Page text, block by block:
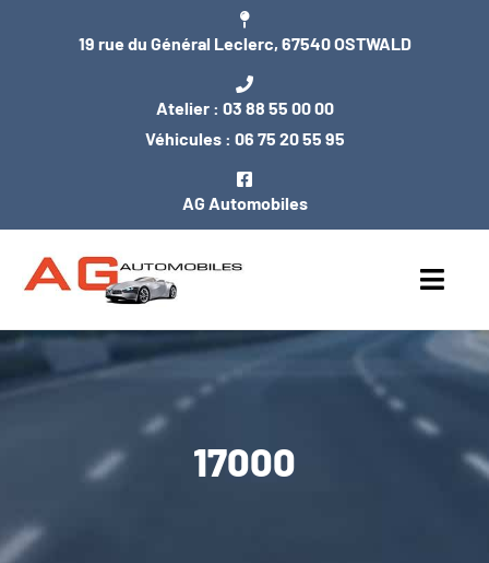
19 rue du Général Leclerc, 67540 OSTWALD
Atelier : 03 88 55 00 00
Véhicules : 06 75 20 55 95
AG Automobiles
ACCUEIL
ENTRETIEN / MÉCANIQUE
CARROSSERIE / VITRAGE
17000